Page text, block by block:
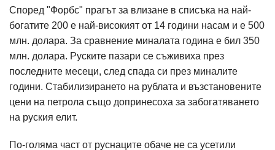
Според "Форбс" прагът за влизане в списъка на най-
богатите 200 е най-високият от 14 години насам и е 500
млн. долара. За сравнение миналата година е бил 350
млн. долара. Руските пазари се съживиха през
последните месеци, след спада си през миналите
години. Стабилизирането на рублата и възстановените
цени на петрола също допринесоха за забогатяването
на руския елит.
По-голяма част от руснаците обаче не са усетили